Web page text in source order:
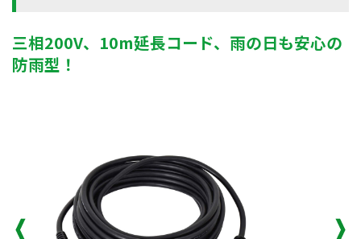
三相200V、10m延長コード、雨の日も安心の
防雨型！